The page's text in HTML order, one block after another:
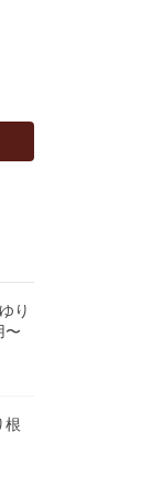
り
〜
根